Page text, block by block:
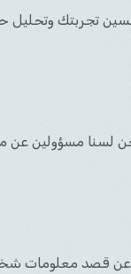
تجربتك
نحن لسنا
الذين تقل أعمارهم عن 13